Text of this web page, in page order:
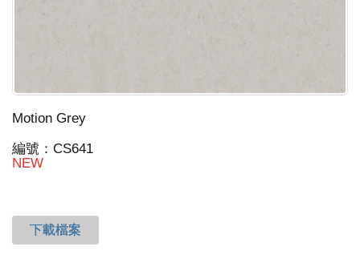
Motion Grey
編號：CS641
NEW
下載檔案